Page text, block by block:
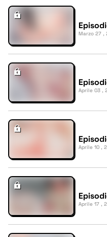
Marzo 27 ,
Aprile 03 ,
Aprile 10 ,
Aprile 17 ,